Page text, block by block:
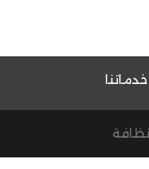
خدماتنا